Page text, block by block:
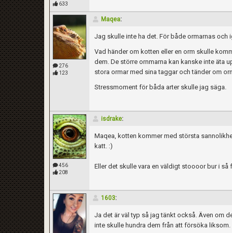
633
276
123
Maqea:
Jag skulle inte ha det. För både ormarnas
Vad händer om kotten eller en orm skulle
dem. De större ornmarna kan kanske inte äta
stora ormar med sina taggar och tänder om
Stressmoment för båda arter skulle jag säga.
456
208
isdrake:
Maqea, kotten kommer med största
katt. :)
Eller det skulle vara en väldigt stoooor bur i så
1603:
Ja det är väl typ så jag tänkt också. Även om
inte skulle hundra dem från att försöka liksom.